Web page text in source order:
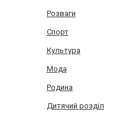
Розваги
Спорт
Культура
Мода
Родина
Дитячий розділ